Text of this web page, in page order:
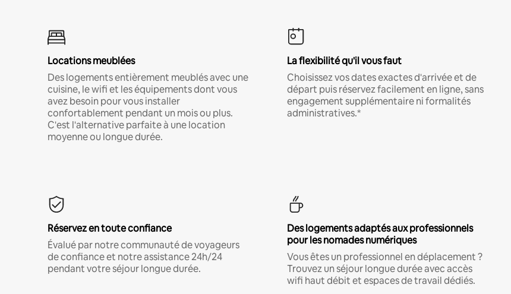
Locations meublées
Des logements entièrement meublés avec une
cuisine, le wifi et les équipements dont vous
avez besoin pour vous installer
confortablement pendant un mois ou plus.
C'est l'alternative parfaite à une location
moyenne ou longue durée.
La flexibilité qu'il vous faut
Choisissez vos dates exactes d'arrivée et de
départ puis réservez facilement en ligne, sans
engagement supplémentaire ni formalités
administratives.*
Réservez en toute confiance
Évalué par notre communauté de voyageurs
de confiance et notre assistance 24h/24
pendant votre séjour longue durée.
Des logements adaptés aux professionnels
pour les nomades numériques
Vous êtes un professionnel en déplacement ?
Trouvez un séjour longue durée avec accès
wifi haut débit et espaces de travail dédiés.